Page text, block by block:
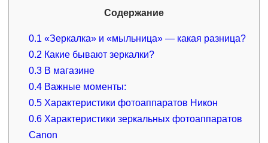
Содержание
0.1 «Зеркалка» и «мыльница» — какая разница?
0.2 Какие бывают зеркалки?
0.3 В магазине
0.4 Важные моменты:
0.5 Характеристики фотоаппаратов Никон
0.6 Характеристики зеркальных фотоаппаратов
Canon